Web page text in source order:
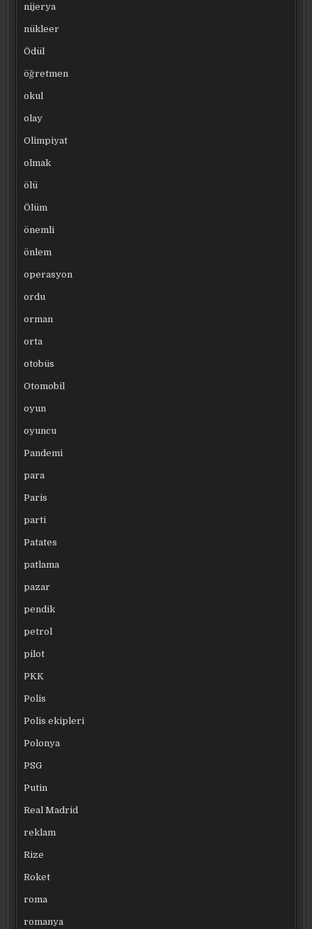
nijerya
nükleer
Ödül
öğretmen
okul
olay
Olimpiyat
olmak
ölü
Ölüm
önemli
önlem
operasyon
ordu
orman
orta
otobüs
Otomobil
oyun
oyuncu
Pandemi
para
Paris
parti
Patates
patlama
pazar
pendik
petrol
pilot
PKK
Polis
Polis ekipleri
Polonya
PSG
Putin
Real Madrid
reklam
Rize
Roket
roma
romanya